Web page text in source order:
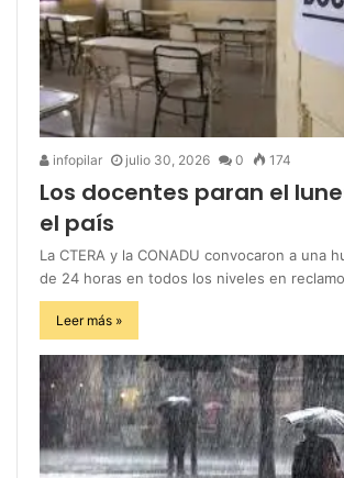
infopilar julio 30, 2026 0 174
Los docentes paran el
el país
La CTERA y la CONADU convocaron a una
de 24 horas en todos los niveles en
Leer más »